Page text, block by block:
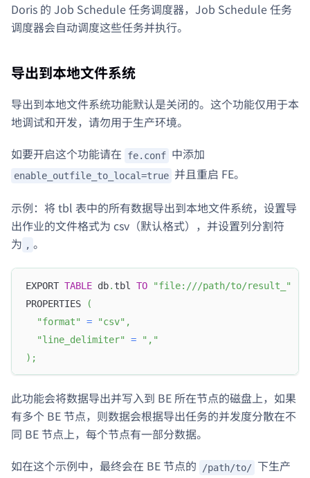
Doris 的 Job Schedule 任务调度器，Job Schedule 任务
调度器会自动调度这些任务并执行。
导出到本地文件系统
导出到本地文件系统功能默认是关闭的。这个功能仅用于本
地调试和开发，请勿用于生产环境。
如要开启这个功能请在
fe.conf 中添加
enable_outfile_to_local=true 并且重启 FE。
示例：将 tbl 表中的所有数据导出到本地文件系统，设置导
出作业的文件格式为 csv（默认格式），并设置列分割符
为 , 。
EXPORT TABLE db. tbl TO
"file:///path/to/result_"
PROPERTIES
(
"format"
= "csv" ,
"line_delimiter"
=
","
) ;
此功能会将数据导出并写入到 BE 所在节点的磁盘上，如果
有多个 BE 节点，则数据会根据导出任务的并发度分散在不
同 BE 节点上，每个节点有一部分数据。
如在这个示例中，最终会在 BE 节点的
/path/to/ 下生产